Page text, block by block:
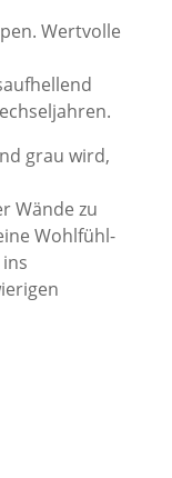
Wertvolle
grau wird,
Wände zu
Wohlfühl-